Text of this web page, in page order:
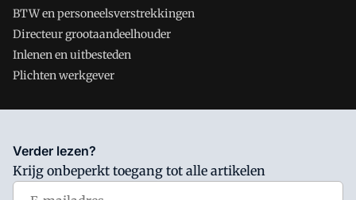
BTW en personeelsverstrekkingen
Directeur grootaandeelhouder
Inlenen en uitbesteden
Plichten werkgever
Salarisnet is onderdeel van VMN media. Lees in
waar VMN media voor staat. Op gebruik van deze site zijn de
volgende regelingen van toepassing:Algemene Voorwaarden
Verder lezen?
Krijg onbeperkt toegang tot alle artikelen